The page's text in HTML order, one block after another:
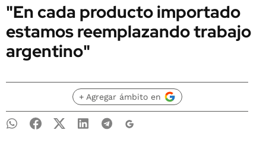
"En cada producto importado
estamos reemplazando trabajo
argentino"
+ Agregar ámbito en